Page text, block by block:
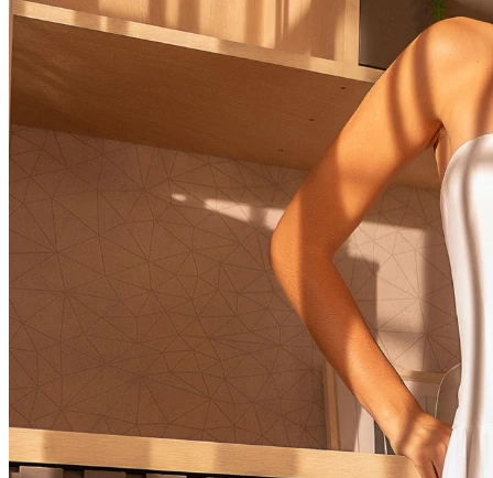
Ver PARTE DE CIMA
BODY & BLUSAS
CAMISAS & BATAS
CALÇAS & SHORTS
SAIAS
SAIAS CURTAS
SAIAS MIDI
SAIAS LONGAS
LOOK INTEIRO
Ver LOOK INTEIRO
CONJUNTOS
MACACÃO
VESTIDOS
VESTIDOS LONGOS
VESTIDOS MIDI & MÉDIOS
SOBREPOSIÇÃO
Ver SOBREPOSIÇÃO
BLAZER & SPENCER
CARDIGANS & SUÉTER